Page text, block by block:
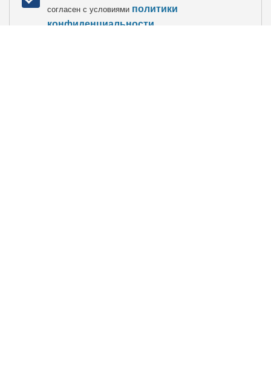
согласен с условиями политики
конфиденциальности